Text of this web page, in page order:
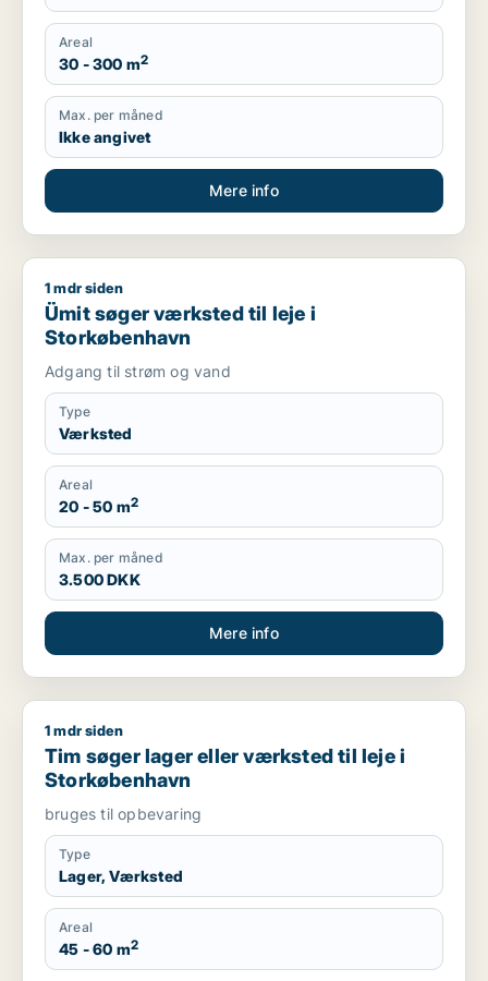
Areal
30 - 300 m2
Max. per måned
Ikke angivet
Mere info
Ümit søger værksted til leje i Storkøbenhavn
1 mdr siden
Ümit søger værksted til leje i
Storkøbenhavn
Adgang til strøm og vand
Type
Værksted
Areal
20 - 50 m2
Max. per måned
3.500 DKK
Mere info
Tim søger lager eller værksted til leje i Storkøbenhavn
1 mdr siden
Tim søger lager eller værksted til leje i
Storkøbenhavn
bruges til opbevaring
Type
Lager, Værksted
Areal
45 - 60 m2